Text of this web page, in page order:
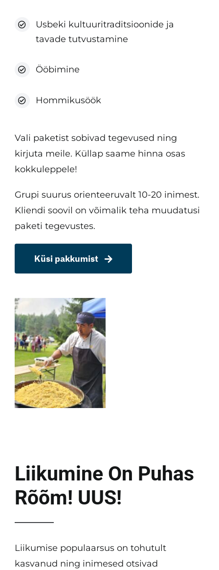
Usbeki kultuuritraditsioonide ja
tavade tutvustamine
Ööbimine
Hommikusöök
Vali paketist sobivad tegevused ning
kirjuta meile. Küllap saame hinna osas
kokkuleppele!
Grupi suurus orienteeruvalt 10-20 inimest.
Kliendi soovil on võimalik teha muudatusi
paketi tegevustes.
Küsi pakkumist
Liikumine On Puhas
Rõõm! UUS!
Liikumise populaarsus on tohutult
kasvanud ning inimesed otsivad